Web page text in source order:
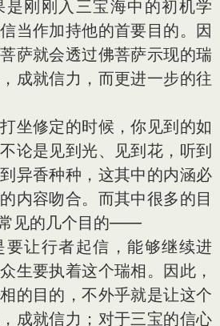
刚刚入三宝海中的初机学
当作加持他的首要目的。因
萨就会透过佛菩萨示现的瑞
成就信力，而更进一步的往
坐修定的时候，你见到的如
论是见到光、见到花，听到
异香种种，这其中的内涵必
内容吻合。而其中很多的目
见的几个目的——
要让行者起信，能够继续进
生要执着这个瑞相。因此，
的目的，不外乎就是让这个
成就信力；对于三宝的信心